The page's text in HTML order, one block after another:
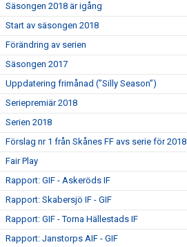
Säsongen 2018 är igång
Start av säsongen 2018
Förändring av serien
Säsongen 2017
Uppdatering frimånad (”Silly Season”)
Seriepremiär 2018
Serien 2018
Förslag nr 1 från Skånes FF avs serie för 2018
Fair Play
Rapport: GIF - Askeröds IF
Rapport: Skabersjö IF - GIF
Rapport: GIF - Torna Hällestads IF
Rapport: Janstorps AIF - GIF